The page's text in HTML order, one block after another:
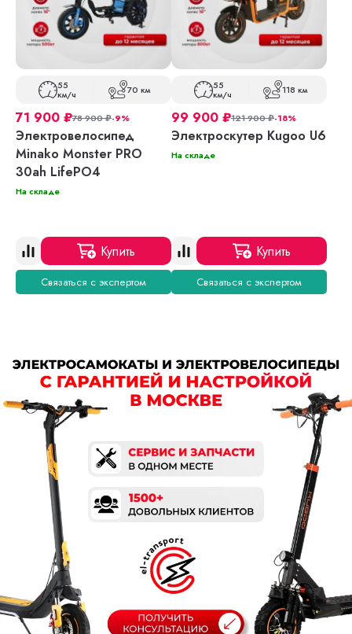
55
км/ч 70 км
71 900 ₽78 900₽-9%
Электровелосипед
Minako Monster PRO
30ah LifePO4
На складе
Купить
Связаться с экспертом
55
км/ч 118 км
99 900 ₽121 900₽-18%
Электроскутер Kugoo U6
На складе
Купить
Связаться с экспертом